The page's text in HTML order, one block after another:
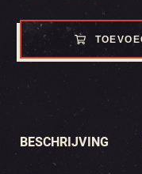
BESCHRIJVING